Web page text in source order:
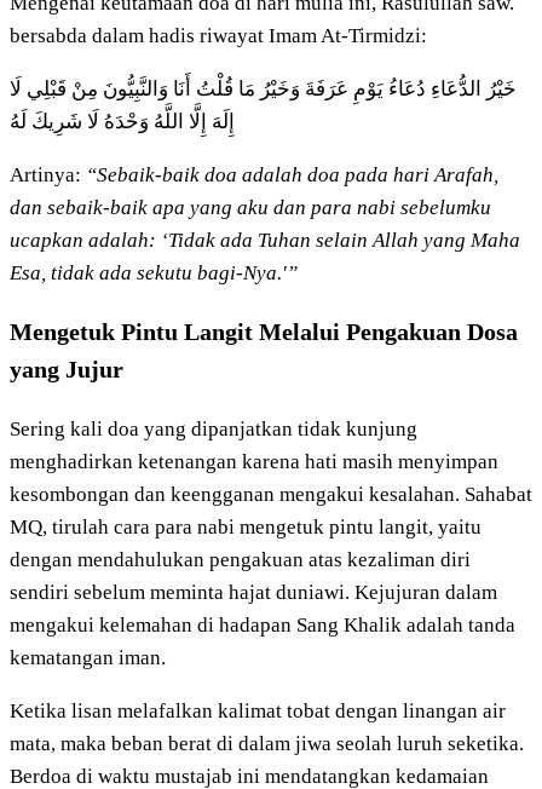
bersabda dalam hadis riwayat Imam At-Tirmidzi:
خَيْرُ الدُّعَاءِ دُعَاءُ يَوْمِ عَرَفَةَ وَخَيْرُ مَا قُلْتُ أَنَا وَالنَّبِيُّونَ مِنْ قَبْلِي لَا
إِلَهَ إِلَّا اللَّهُ وَحْدَهُ لَا شَرِيكَ لَهُ
Artinya: “Sebaik-baik doa adalah doa pada hari Arafah,
dan sebaik-baik apa yang aku dan para nabi sebelumku
ucapkan adalah: ‘Tidak ada Tuhan selain Allah yang Maha
Esa, tidak ada sekutu bagi-Nya.'”
Mengetuk Pintu Langit Melalui Pengakuan Dosa
yang Jujur
Sering kali doa yang dipanjatkan tidak kunjung
menghadirkan ketenangan karena hati masih menyimpan
kesombongan dan keengganan mengakui kesalahan. Sahabat
MQ, tirulah cara para nabi mengetuk pintu langit, yaitu
dengan mendahulukan pengakuan atas kezaliman diri
sendiri sebelum meminta hajat duniawi. Kejujuran dalam
mengakui kelemahan di hadapan Sang Khalik adalah tanda
kematangan iman.
Ketika lisan melafalkan kalimat tobat dengan linangan air
mata, maka beban berat di dalam jiwa seolah luruh seketika.
Berdoa di waktu mustajab ini mendatangkan kedamaian